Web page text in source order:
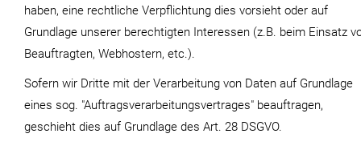
haben, eine rechtliche Verpflichtung dies vorsieht oder auf
Grundlage unserer berechtigten Interessen (z.B. beim Einsatz
Beauftragten, Webhostern, etc.).
Sofern wir Dritte mit der Verarbeitung von Daten auf Grundlage
eines sog. "Auftragsverarbeitungsvertrages" beauftragen,
geschieht dies auf Grundlage des Art. 28 DSGVO.